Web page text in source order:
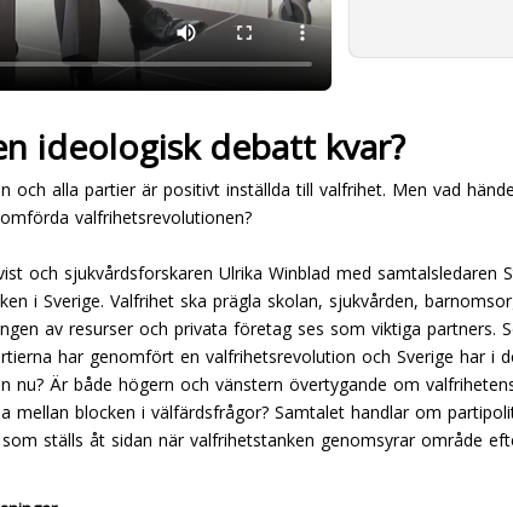
ideologisk debatt kvar?
och alla partier är positivt inställda till valfrihet. Men vad
valfrihetsrevolutionen?
och sjukvårdsforskaren Ulrika Winblad med samtalsledaren
i Sverige. Valfrihet ska prägla skolan, sjukvården,
av resurser och privata företag ses som viktiga partners.
har genomfört en valfrihetsrevolution och Sverige har i
Är både högern och vänstern övertygande om
mellan blocken i välfärdsfrågor? Samtalet handlar om
ställs åt sidan när valfrihetstanken genomsyrar område